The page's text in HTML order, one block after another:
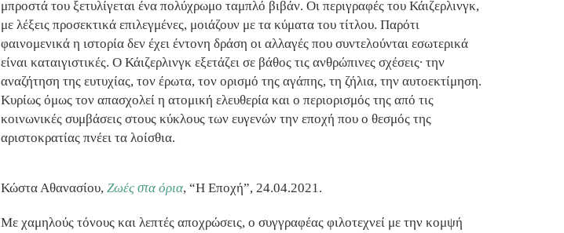
μπροστά του ξετυλίγεται ένα πολύχρωμο ταμπλό βιβάν. Οι περιγραφές του Κάιζερλινγκ,
με λέξεις προσεκτικά επιλεγμένες, μοιάζουν με τα κύματα του τίτλου. Παρότι
φαινομενικά η ιστορία δεν έχει έντονη δράση οι αλλαγές που συντελούνται εσωτερικά
είναι καταιγιστικές. Ο Κάιζερλινγκ εξετάζει σε βάθος τις ανθρώπινες σχέσεις∙ την
αναζήτηση της ευτυχίας, τον έρωτα, τον ορισμό της αγάπης, τη ζήλια, την αυτοεκτίμηση.
Κυρίως όμως τον απασχολεί η ατομική ελευθερία και ο περιορισμός της από τις
κοινωνικές συμβάσεις στους κύκλους των ευγενών την εποχή που ο θεσμός της
αριστοκρατίας πνέει τα λοίσθια.
Κώστα Αθανασίου, Ζωές στα όρια, “Η Εποχή”, 24.04.2021.
Με χαμηλούς τόνους και λεπτές αποχρώσεις, ο συγγραφέας φιλοτεχνεί με την κομψή